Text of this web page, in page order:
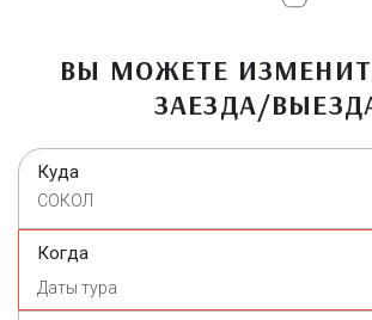
ВЫ МОЖЕТЕ
ЗАЕЗДА/
Куда
СОКОЛ
Когда